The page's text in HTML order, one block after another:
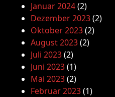
Januar 2024(2)
Dezember 2023(2)
Oktober 2023(2)
August 2023(2)
Juli 2023(2)
Juni 2023(1)
Mai 2023(2)
Februar 2023(1)